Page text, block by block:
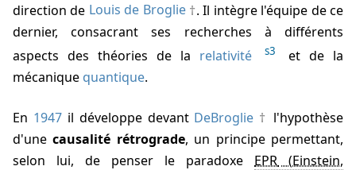
direction de Louis de Broglie
. Il intègre l'équipe de ce
dernier, consacrant ses recherches à différents
aspects des théories de la relativité s3
et de la
mécanique quantique.
En 1947il développe devant DeBroglie
l'hypothèse
d'unecausalité rétrograde, un principe permettant,
selon lui, de penser le paradoxe EPR